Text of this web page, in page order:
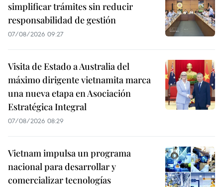
simplificar trámites sin reducir
responsabilidad de gestión
07/08/2026 09:27
Visita de Estado a Australia del
máximo dirigente vietnamita marca
una nueva etapa en Asociación
Estratégica Integral
07/08/2026 08:29
Vietnam impulsa un programa
nacional para desarrollar y
comercializar tecnologías